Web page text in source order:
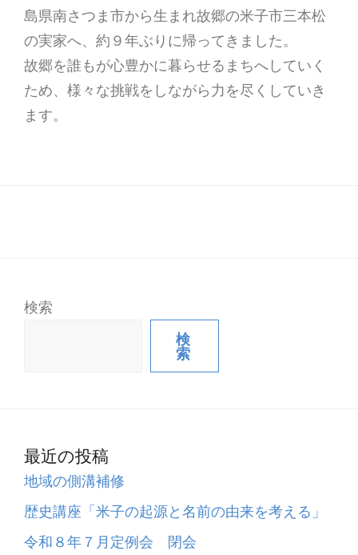
島県南さつま市から生まれ故郷の米子市三本松
の実家へ、約９年ぶりに帰ってきました。
故郷を誰もが心豊かに暮らせるまちへしていく
ため、様々な挑戦をしながら力を尽くしていき
ます。
検索
検
索
最近の投稿
地域の側溝補修
歴史講座「米子の起源と名前の由来を考える」
令和８年７月定例会 閉会